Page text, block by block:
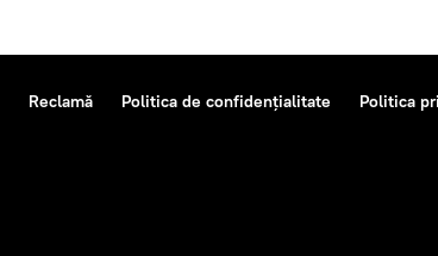
Reclamă Politica de confidențialitate Politica